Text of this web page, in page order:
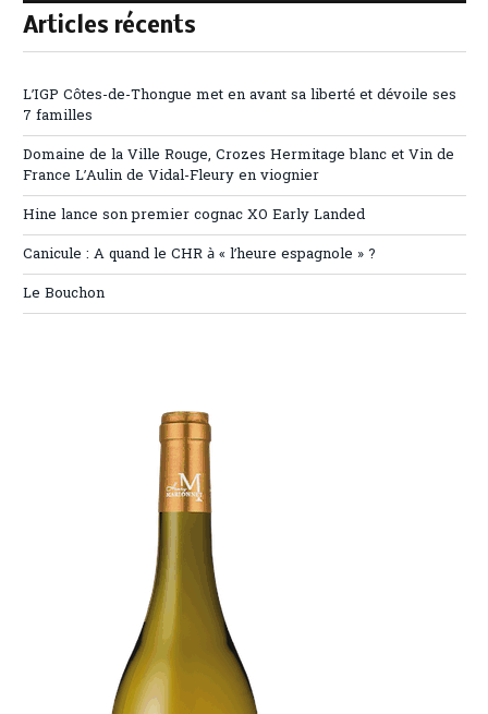
Articles récents
L’IGP Côtes-de-Thongue met en avant sa liberté et dévoile ses
7 familles
Domaine de la Ville Rouge, Crozes Hermitage blanc et Vin de
France L’Aulin de Vidal-Fleury en viognier
Hine lance son premier cognac XO Early Landed
Canicule : A quand le CHR à « l’heure espagnole » ?
Le Bouchon